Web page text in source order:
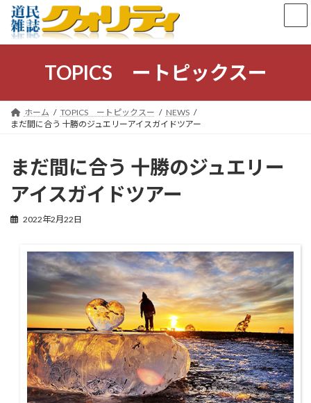
ン
キ
ー
に
TOPICS ートピックスー
ホーム TOPICS ートピックスー
NEWS
まだ間に合う 十勝のジュエリーアイスガイドツアー
まだ間に合う 十勝のジュエリー
アイスガイドツアー
2022年2月22日